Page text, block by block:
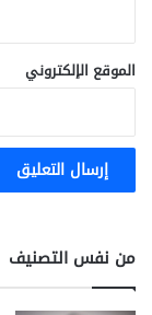
الموقع الإلكتروني
من نفس التصنيف